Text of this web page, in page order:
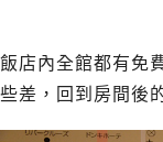
飯店內全館都有免
些差，回到房間後